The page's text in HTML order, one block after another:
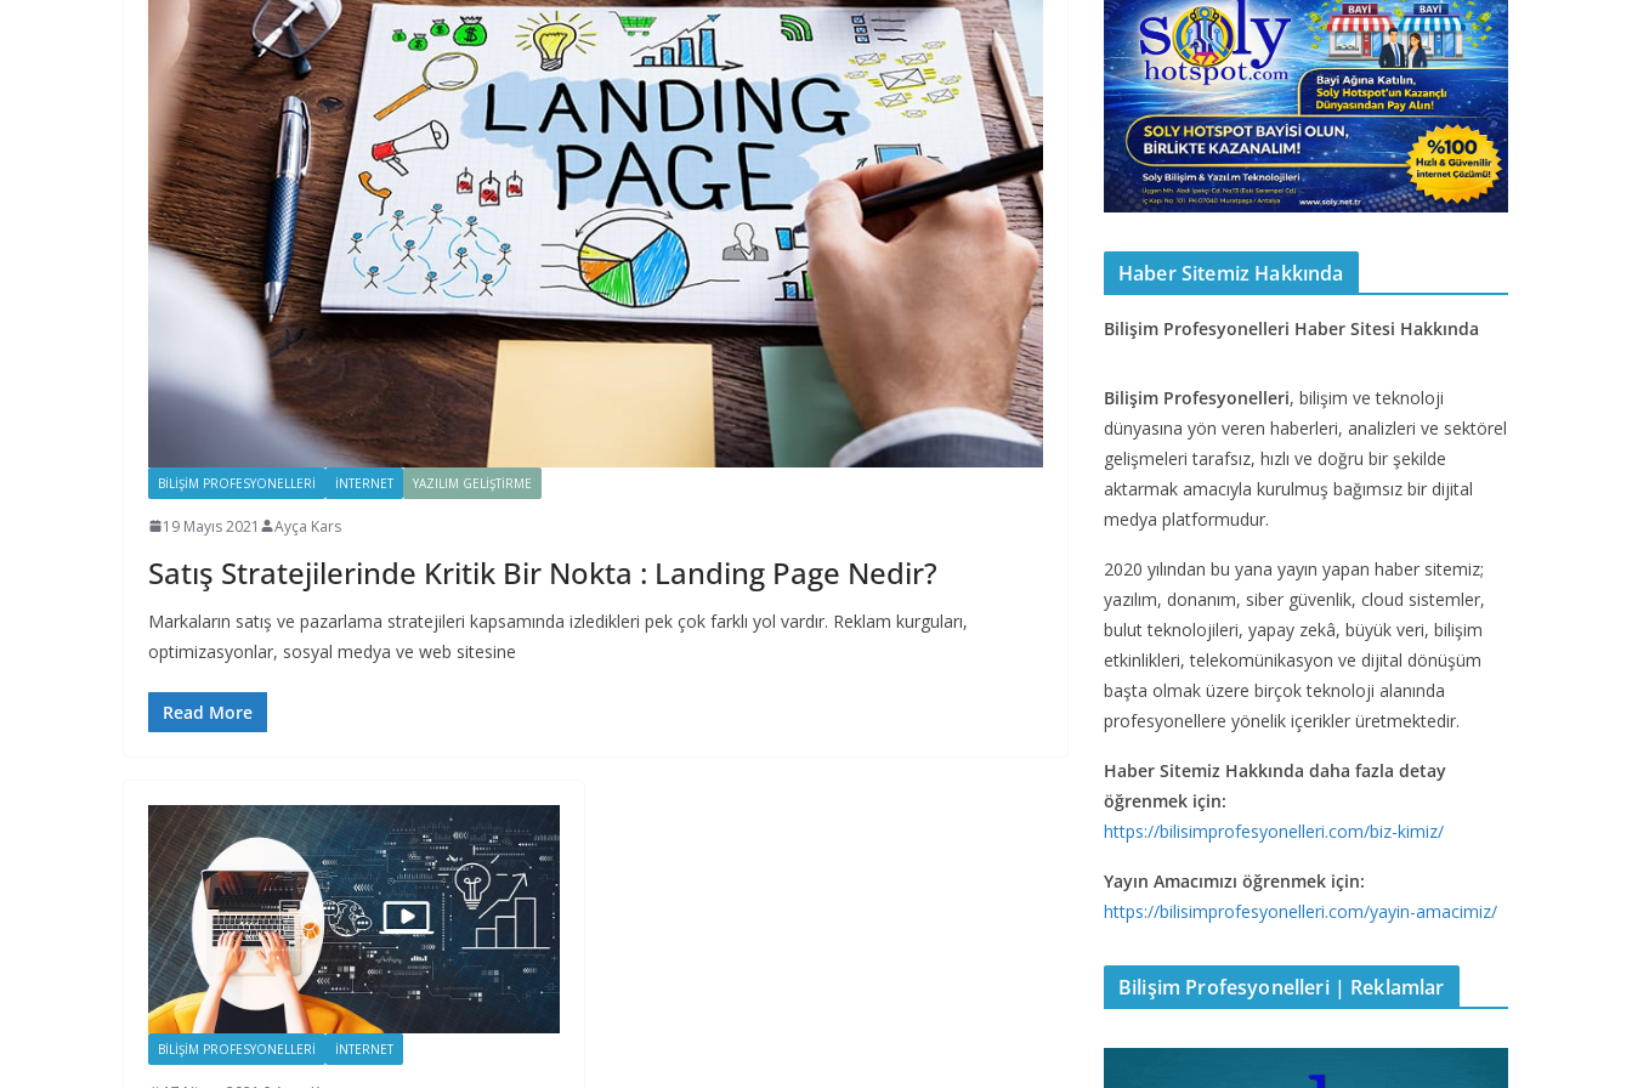
BILIŞIM PROFESYONELLERI İNTERNET YAZILIM GELIŞTIRME
19 Mayıs 2021 Ayça Kars
Satış Stratejilerinde Kritik Bir Nokta : Landing Page Nedir?
Markaların satış ve pazarlama stratejileri kapsamında izledikleri pek çok farklı yol vardır. Reklam kurguları,
optimizasyonlar, sosyal medya ve web sitesine
Read More
BILIŞIM PROFESYONELLERI İNTERNET
Haber Sitemiz Hakkında
Bilişim Profesyonelleri Haber Sitesi Hakkında
Bilişim Profesyonelleri, bilişim ve teknoloji
dünyasına yön veren haberleri, analizleri ve sektörel
gelişmeleri tarafsız, hızlı ve doğru bir şekilde
aktarmak amacıyla kurulmuş bağımsız bir dijital
medya platformudur.
2020 yılından bu yana yayın yapan haber sitemiz;
yazılım, donanım, siber güvenlik, cloud sistemler,
bulut teknolojileri, yapay zekâ, büyük veri, bilişim
etkinlikleri, telekomünikasyon ve dijital dönüşüm
başta olmak üzere birçok teknoloji alanında
profesyonellere yönelik içerikler üretmektedir.
Haber Sitemiz Hakkında daha fazla detay
öğrenmek için:
https://bilisimprofesyonelleri.com/biz-kimiz/
Yayın Amacımızı öğrenmek için:
https://bilisimprofesyonelleri.com/yayin-amacimiz/
Bilişim Profesyonelleri | Reklamlar